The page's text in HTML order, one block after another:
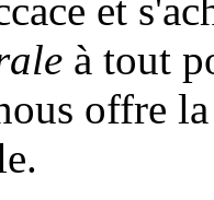
et
à tout
offre